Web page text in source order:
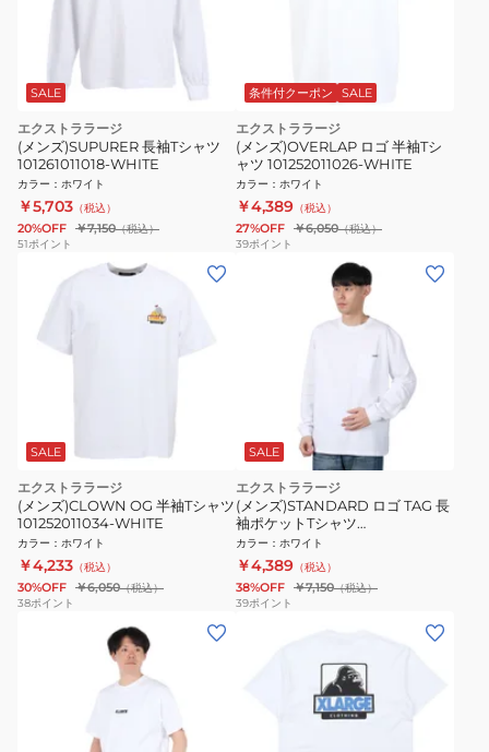
SALE
エクストララージ
(メンズ)SUPURER 長袖Tシャツ
101261011018-WHITE
カラー ： ホワイト
￥5,703 （税込）
20%OFF ￥7,150（税込）
51ポイント
条件付クーポン SALE
エクストララージ
(メンズ)OVERLAP ロゴ 半袖Tシ
ャツ 101252011026-WHITE
カラー ： ホワイト
￥4,389 （税込）
27%OFF ￥6,050（税込）
39ポイント
SALE
エクストララージ
(メンズ)CLOWN OG 半袖Tシャツ
101252011034-WHITE
カラー ： ホワイト
￥4,233 （税込）
30%OFF ￥6,050（税込）
38ポイント
SALE
エクストララージ
(メンズ)STANDARD ロゴ TAG 長
袖ポケットTシャツ
101251011008-WHITE
カラー ： ホワイト
￥4,389 （税込）
38%OFF ￥7,150（税込）
39ポイント